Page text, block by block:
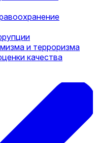
и терроризма
качества